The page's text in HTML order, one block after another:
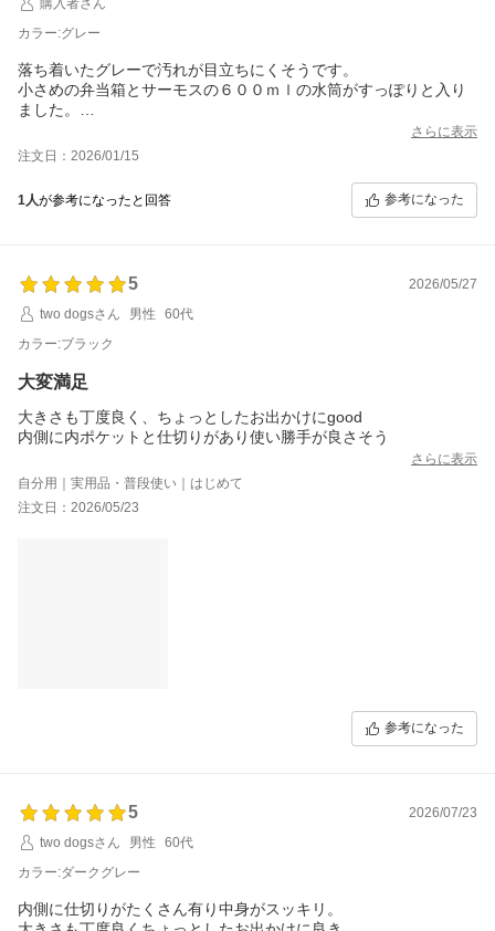
カラー:グレー
落ち着いたグレーで汚れが目立ちにくそうです。
小さめの弁当箱とサーモスの６００ｍｌの水筒がすっぽりと入り
ました。
測って買いましたが、ピッタリなサイズでよかったです。さらに表示
注文日：2026/01/15
1人が参考になったと回答 参考になった
5
2026/05/27
two dogsさん
男性
60代
カラー:ブラック
大変満足
大きさも丁度良く、ちょっとしたお出かけにgood
内側に内ポケットと仕切りがあり使い勝手が良さそう
さらに表示
自分用｜実用品・普段使い｜はじめて
注文日：2026/05/23
参考になった
5
2026/07/23
two dogsさん
男性
60代
カラー:ダークグレー
内側に仕切りがたくさん有り中身がスッキリ。